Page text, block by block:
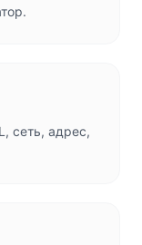
сеть, адрес,